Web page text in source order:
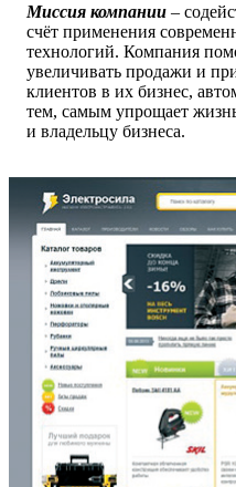
Миссия компании –
счёт применения
технологий. Компания
увеличивать продажи и
клиентов в их бизнес,
тем, самым упрощает
и владельцу бизнеса.